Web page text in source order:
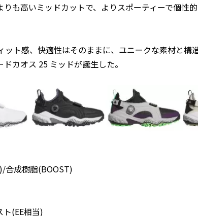
も高いミッドカットで、よりスポーティーで個性
ット感、快適性はそのままに、ユニークな素材と構
カオス 25 ミッドが誕生した。
合成樹脂(BOOST)
(EE相当)